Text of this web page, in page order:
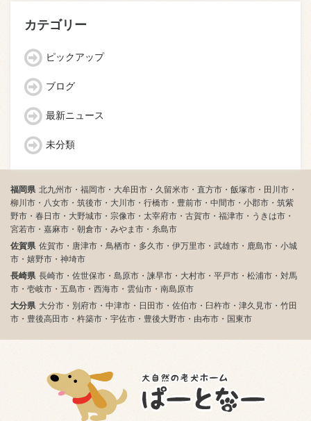
カテゴリー
ピックアップ
ブログ
最新ニュース
未分類
福岡県 北九州市・福岡市・大牟田市・久留米市・直方市・飯塚市・田川市・
柳川市・八女市・筑後市・大川市・行橋市・豊前市・中間市・小郡市・筑紫
野市・春日市・大野城市・宗像市・太宰府市・古賀市・福津市・うきは市・
宮若市・嘉麻市・朝倉市・みやま市・糸島市
佐賀県 佐賀市・唐津市・鳥栖市・多久市・伊万里市・武雄市・鹿島市・小城
市・嬉野市・神埼市
長崎県 長崎市・佐世保市・島原市・諫早市・大村市・平戸市・松浦市・対馬
市・壱岐市・五島市・西海市・雲仙市・南島原市
大分県 大分市・別府市・中津市・日田市・佐伯市・臼杵市・津久見市・竹田
市・豊後高田市・杵築市・宇佐市・豊後大野市・由布市・国東市